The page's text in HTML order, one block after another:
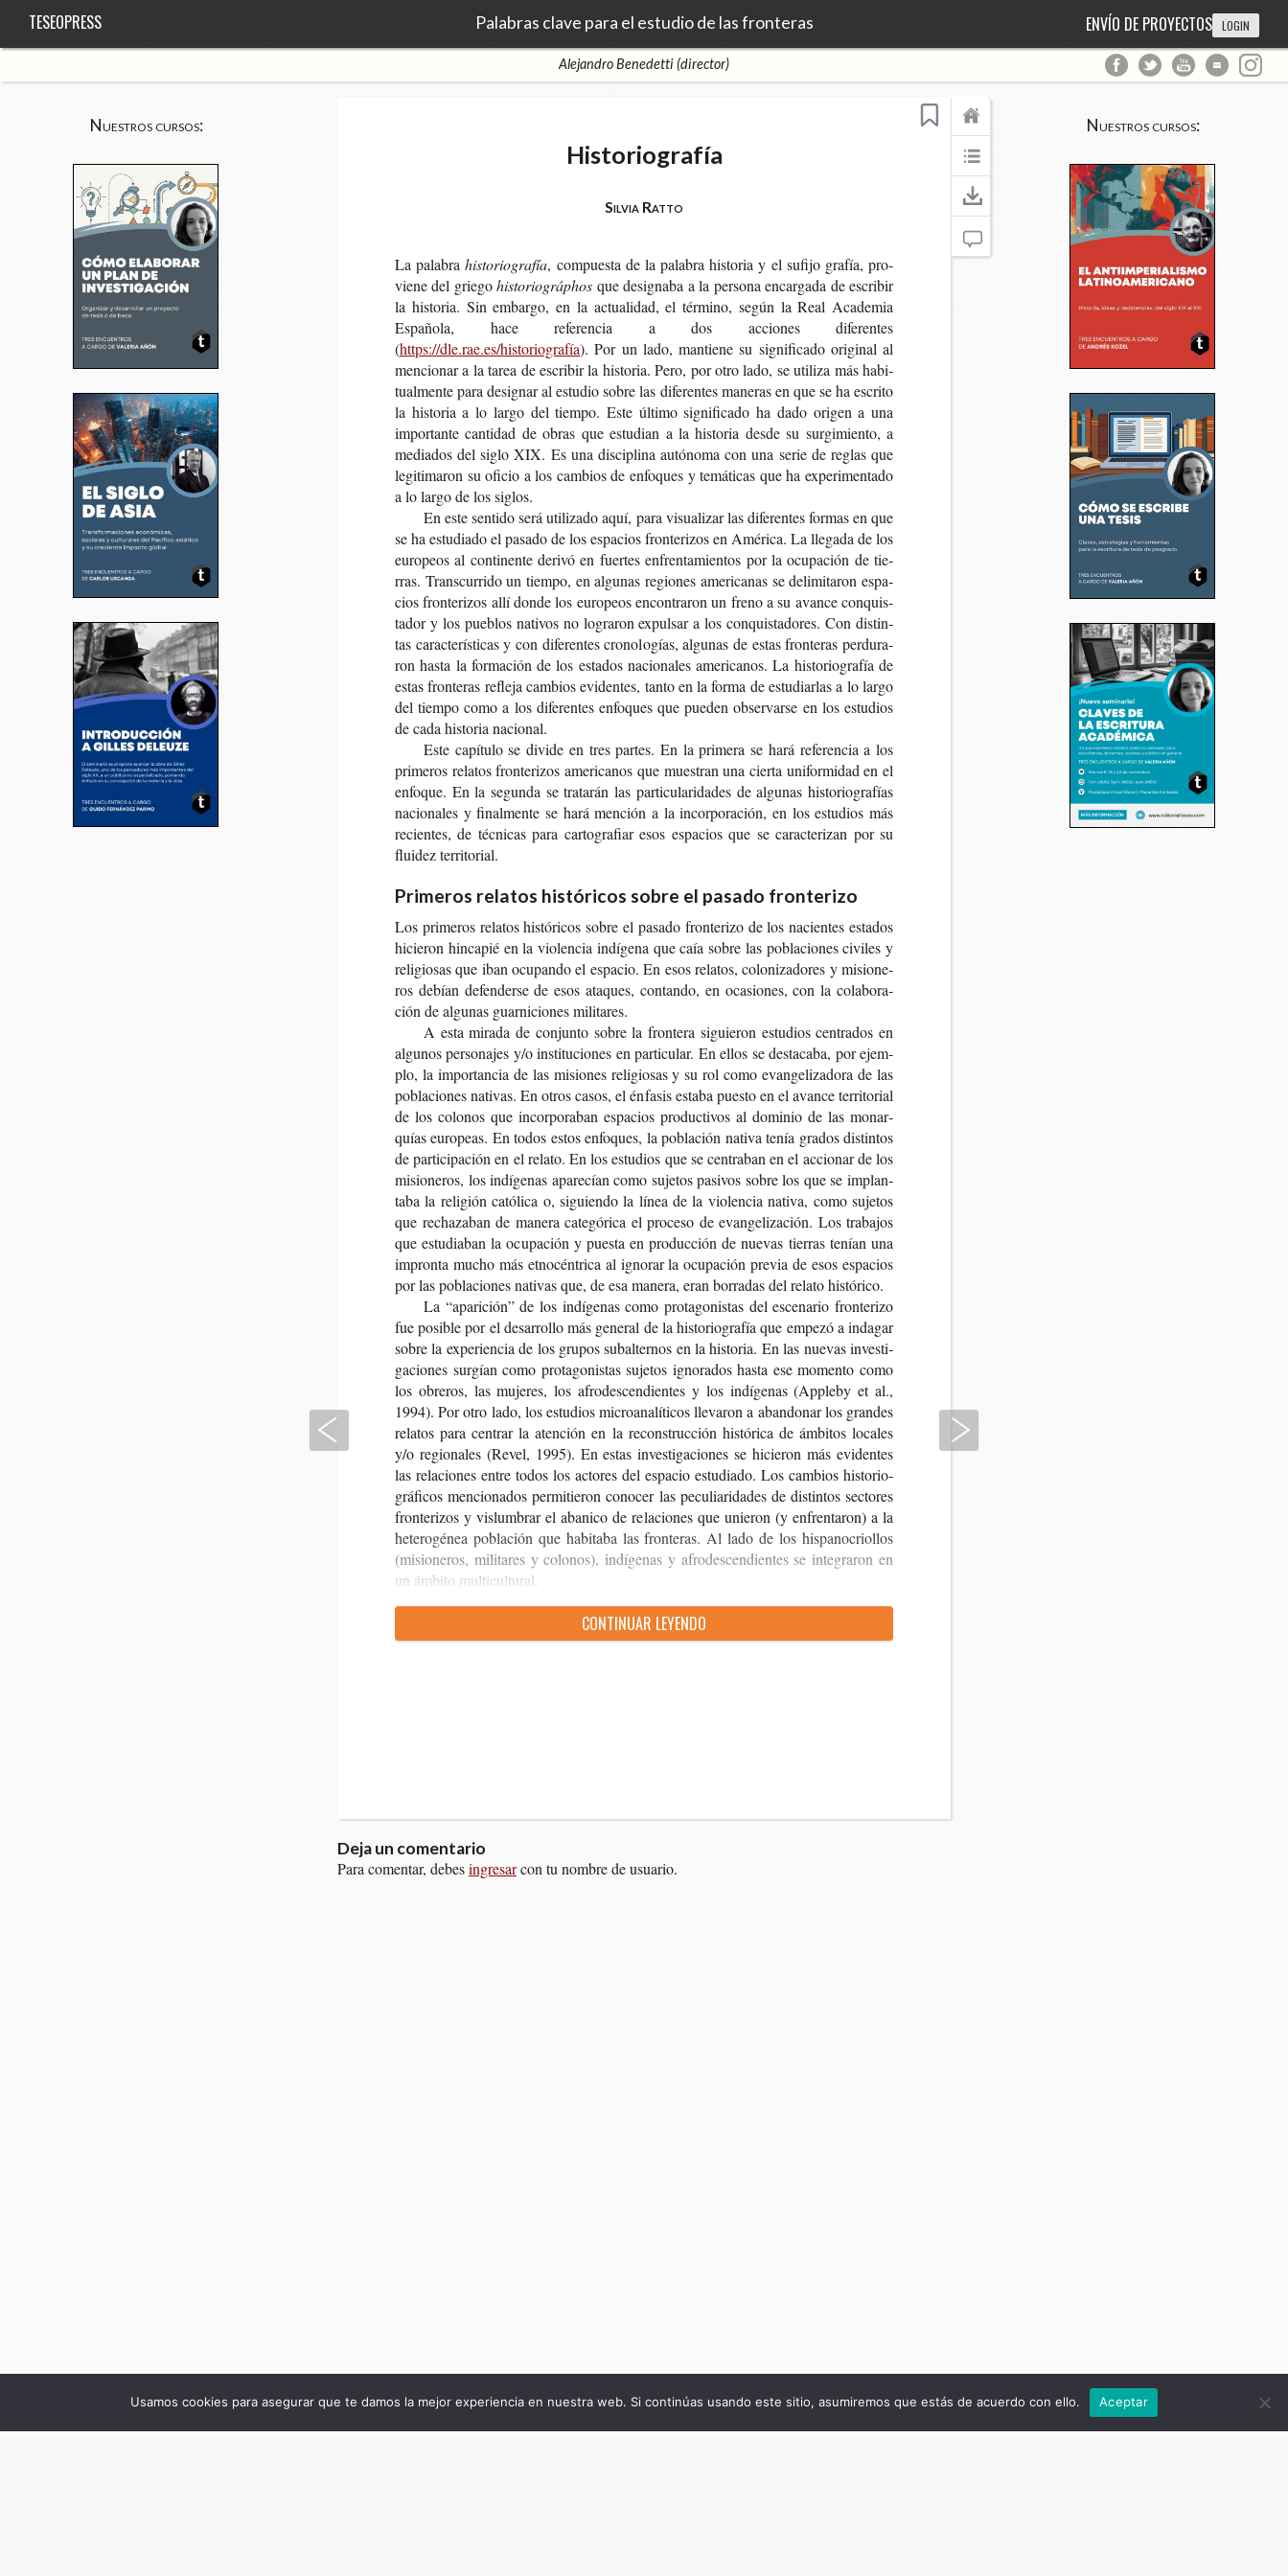
Palabras clave para el estudio de las fronteras
TESEOPRESS ENVÍO DE PROYECTOS LOGIN
Alejandro Benedetti (director)
Nuestros cursos: Nuestros cursos:
Historiografía
Anterior
Silvia Ratto
La palabrahistoriografía, com­pues­ta de la pala­bra his­to­ria y el sufi­jo gra­fía, pro­
vie­ne del griegohistoriográphos que desig­na­ba a la per­so­na encar­ga­da de escri­bir
la his­to­ria. Sin embar­go, en la actua­li­dad, el tér­mino, según la Real Aca­de­mia
Espa­ño­la, hace refe­ren­cia a dos accio­nes dife­ren­tes
(https://dle.rae.es/historiografía). Por un lado, man­tie­ne su sig­ni­fi­ca­do ori­gi­nal al
men­cio­nar a la tarea de escri­bir la his­to­ria. Pero, por otro lado, se uti­li­za más habi­
tual­men­te para desig­nar al estu­dio sobre las dife­ren­tes mane­ras en que se ha escri­to
la his­to­ria a lo largo del tiem­po. Este últi­mo sig­ni­fi­ca­do ha dado ori­gen a una
impor­tan­te can­ti­dad de obras que estu­dian a la his­to­ria desde su sur­gi­mien­to, a
media­dos del siglo XIX. Es una dis­ci­pli­na autó­no­ma con una serie de reglas que
legi­ti­ma­ron su ofi­cio a los cam­bios de enfo­ques y temá­ti­cas que ha expe­ri­men­ta­do
a lo largo de los siglos.
En este sen­ti­do será uti­li­za­do aquí, para visua­li­zar las dife­ren­tes for­mas en que
se ha estu­dia­do el pasa­do de los espa­cios fron­te­ri­zos en Amé­ri­ca. La lle­ga­da de los
euro­peos al con­ti­nen­te deri­vó en fuer­tes enfren­ta­mien­tos por la ocu­pa­ción de tie­
rras. Trans­cu­rri­do un tiem­po, en algu­nas regio­nes ame­ri­ca­nas se deli­mi­ta­ron espa­
cios fron­te­ri­zos allí donde los euro­peos encon­tra­ron un freno a su avan­ce con­quis­
ta­dor y los pue­blos nati­vos no logra­ron expul­sar a los con­quis­ta­do­res. Con dis­tin­
tas carac­te­rís­ti­cas y con dife­ren­tes cro­no­lo­gías, algu­nas de estas fron­te­ras per­du­ra­
ron hasta la for­ma­ción de los esta­dos nacio­na­les ame­ri­ca­nos. La his­to­rio­gra­fía de
estas fron­te­ras refle­ja cam­bios evi­den­tes, tanto en la forma de estu­diar­las a lo largo
del tiem­po como a los dife­ren­tes enfo­ques que pue­den obser­var­se en los estu­dios
de cada his­to­ria nacional.
Este capí­tu­lo se divi­de en tres par­tes. En la pri­me­ra se hará refe­ren­cia a los
pri­me­ros rela­tos fron­te­ri­zos ame­ri­ca­nos que mues­tran una cier­ta uni­for­mi­dad en el
enfo­que. En la segun­da se tra­ta­rán las par­ti­cu­la­ri­da­des de algu­nas his­to­rio­gra­fías
nacio­na­les y final­men­te se hará men­ción a la incor­po­ra­ción, en los estu­dios más
recien­tes, de téc­ni­cas para car­to­gra­fiar esos espa­cios que se carac­te­ri­zan por su
flui­dez territorial.
Primeros relatos históricos sobre el pasado fronterizo
Los pri­me­ros rela­tos his­tó­ri­cos sobre el pasa­do fron­te­ri­zo de los nacien­tes esta­dos
hicie­ron hin­ca­pié en la vio­len­cia indí­ge­na que caía sobre las pobla­cio­nes civi­les y
reli­gio­sas que iban ocu­pan­do el espa­cio. En esos rela­tos, colo­ni­za­do­res y misio­ne­
ros debían defen­der­se de esos ata­ques, con­tan­do, en oca­sio­nes, con la cola­bo­ra­
ción de algu­nas guar­ni­cio­nes militares.
A esta mira­da de con­jun­to sobre la fron­te­ra siguie­ron estu­dios cen­tra­dos en
algu­nos per­so­na­jes y/o ins­ti­tu­cio­nes en par­ti­cu­lar. En ellos se des­ta­ca­ba, por ejem­
plo, la impor­tan­cia de las misio­nes reli­gio­sas y su rol como evan­ge­li­za­do­ra de las
pobla­cio­nes nati­vas. En otros casos, el énfa­sis esta­ba pues­to en el avan­ce terri­to­rial
de los colo­nos que incor­po­ra­ban espa­cios pro­duc­ti­vos al domi­nio de las monar­
quías euro­peas. En todos estos enfo­ques, la pobla­ción nati­va tenía gra­dos dis­tin­tos
de par­ti­ci­pa­ción en el rela­to. En los estu­dios que se cen­tra­ban en el accio­nar de los
misio­ne­ros, los indí­ge­nas apa­re­cían como suje­tos pasi­vos sobre los que se implan­
ta­ba la reli­gión cató­li­ca o, siguien­do la línea de la vio­len­cia nati­va, como suje­tos
que recha­za­ban de mane­ra cate­gó­ri­ca el pro­ce­so de evan­ge­li­za­ción. Los tra­ba­jos
que estu­dia­ban la ocu­pa­ción y pues­ta en pro­duc­ción de nue­vas tie­rras tenían una
impron­ta mucho más etno­cén­tri­ca al igno­rar la ocu­pa­ción pre­via de esos espa­cios
por las pobla­cio­nes nati­vas que, de esa mane­ra, eran borra­das del rela­to histórico.
La “apa­ri­ción” de los indí­ge­nas como pro­ta­go­nis­tas del esce­na­rio fron­te­ri­zo
fue posi­ble por el desa­rro­llo más gene­ral de la his­to­rio­gra­fía que empe­zó a inda­gar
sobre la expe­rien­cia de los gru­pos subal­ter­nos en la his­to­ria. En las nue­vas inves­ti­
ga­cio­nes sur­gían como pro­ta­go­nis­tas suje­tos igno­ra­dos hasta ese momen­to como
los obre­ros, las muje­res, los afro­des­cen­dien­tes y los indí­ge­nas (Appleby et al.,
1994). Por otro lado, los estu­dios micro­ana­lí­ti­cos lle­va­ron a aban­do­nar los gran­des
rela­tos para cen­trar la aten­ción en la recons­truc­ción his­tó­ri­ca de ámbi­tos loca­les
y/o regio­na­les (Revel, 1995). En estas inves­ti­ga­cio­nes se hicie­ron más evi­den­tes
las rela­cio­nes entre todos los acto­res del espa­cio estu­dia­do. Los cam­bios his­to­rio­
grá­fi­cos men­cio­na­dos per­mi­tie­ron cono­cer las pecu­lia­ri­da­des de dis­tin­tos sec­to­res
fron­te­ri­zos y vis­lum­brar el aba­ni­co de rela­cio­nes que unie­ron (y enfren­ta­ron) a la
hete­ro­gé­nea pobla­ción que habi­ta­ba las fron­te­ras. Al lado de los his­pa­no­crio­llos
(misio­ne­ros, mili­ta­res y colo­nos), indí­ge­nas y afro­des­cen­dien­tes se inte­gra­ron en
un ámbi­to multicultural.
CON­TI­NUAR LEYENDO
Deja un comentario
Para comentar, debesingresarcon tu nombre de usuario.
Usamos cookies para asegurar que te damos la mejor experiencia en nuestra web. Si continúas usando este sitio, asumiremos que estás de acuerdo con ello. Aceptar